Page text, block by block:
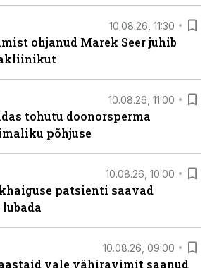
10.08.26, 11:30
ohjanud Marek Seer juhib
10.08.26, 11:00
tohutu doonorsperma
põhjuse
10.08.26, 10:00
patsienti saavad
10.08.26, 09:00
vale vähiravimit saanud